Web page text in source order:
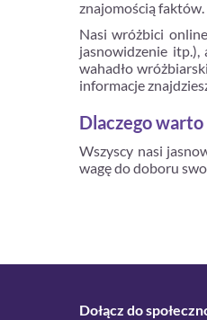
znajomością faktów.
Nasi wróżbici
jasnowidzenie itp.),
wahadło
informacje
Dlaczego
Wszyscy nasi
wagę do doboru
Dołącz do